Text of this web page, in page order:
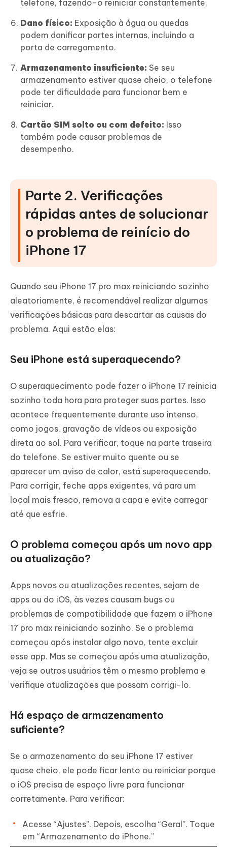
telefone, fazendo-o reiniciar constantemente.
Dano físico: Exposição à água ou quedas
podem danificar partes internas, incluindo a
porta de carregamento.
Armazenamento insuficiente: Se seu
armazenamento estiver quase cheio, o telefone
pode ter dificuldade para funcionar bem e
reiniciar.
Cartão SIM solto ou com defeito: Isso
também pode causar problemas de
desempenho.
Parte 2. Verificações
rápidas antes de solucionar
o problema de reinício do
iPhone 17
Quando seu iPhone 17 pro max reiniciando sozinho
aleatoriamente, é recomendável realizar algumas
verificações básicas para descartar as causas do
problema. Aqui estão elas:
Seu iPhone está superaquecendo?
O superaquecimento pode fazer o iPhone 17 reinicia
sozinho toda hora para proteger suas partes. Isso
acontece frequentemente durante uso intenso,
como jogos, gravação de vídeos ou exposição
direta ao sol. Para verificar, toque na parte traseira
do telefone. Se estiver muito quente ou se
aparecer um aviso de calor, está superaquecendo.
Para corrigir, feche apps exigentes, vá para um
local mais fresco, remova a capa e evite carregar
até que esfrie.
O problema começou após um novo app
ou atualização?
Apps novos ou atualizações recentes, sejam de
apps ou do iOS, às vezes causam bugs ou
problemas de compatibilidade que fazem o iPhone
17 pro max reiniciando sozinho. Se o problema
começou após instalar algo novo, tente excluir
esse app. Mas se começou após uma atualização,
veja se outros usuários têm o mesmo problema e
verifique atualizações que possam corrigi-lo.
Há espaço de armazenamento
suficiente?
Se o armazenamento do seu iPhone 17 estiver
quase cheio, ele pode ficar lento ou reiniciar porque
o iOS precisa de espaço livre para funcionar
corretamente. Para verificar:
Acesse “Ajustes”. Depois, escolha “Geral”. Toque
em “Armazenamento do iPhone.”